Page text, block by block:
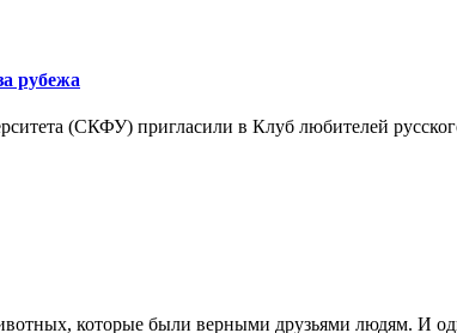
рубежа
(СКФУ) пригласили в Клуб любителей
которые были верными друзьями людям. И